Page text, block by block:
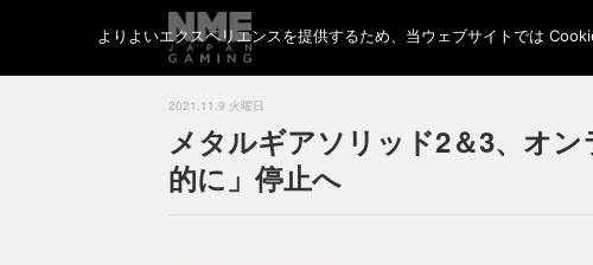
2021.11.9 火曜日
メタルギアソリッド2＆3、オ
的に」停止へ
よりよいエクスペリエンスを提供するため、当ウェブサイトでは